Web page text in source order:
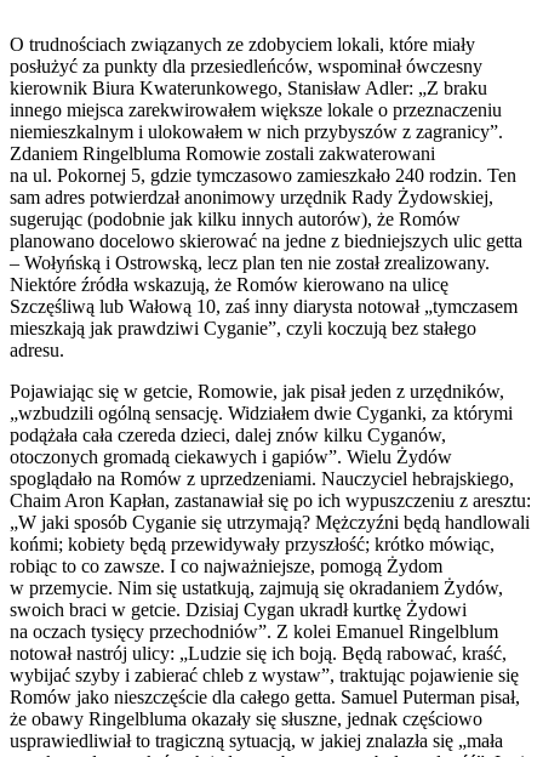
O trudnościach związanych ze zdobyciem lokali, które miały
posłużyć za punkty dla przesiedleńców, wspominał ówczesny
kierownik Biura Kwaterunkowego, Stanisław Adler: „Z braku
innego miejsca zarekwirowałem większe lokale o przeznaczeniu
niemieszkalnym i ulokowałem w nich przybyszów z zagranicy”.
Zdaniem Ringelbluma Romowie zostali zakwaterowani
na ul. Pokornej 5, gdzie tymczasowo zamieszkało 240 rodzin. Ten
sam adres potwierdzał anonimowy urzędnik Rady Żydowskiej,
sugerując (podobnie jak kilku innych autorów), że Romów
planowano docelowo skierować na jedne z biedniejszych ulic getta
– Wołyńską i Ostrowską, lecz plan ten nie został zrealizowany.
Niektóre źródła wskazują, że Romów kierowano na ulicę
Szczęśliwą lub Wałową 10, zaś inny diarysta notował „tymczasem
mieszkają jak prawdziwi Cyganie”, czyli koczują bez stałego
adresu.
Pojawiając się w getcie, Romowie, jak pisał jeden z urzędników,
„wzbudzili ogólną sensację. Widziałem dwie Cyganki, za którymi
podążała cała czereda dzieci, dalej znów kilku Cyganów,
otoczonych gromadą ciekawych i gapiów”. Wielu Żydów
spoglądało na Romów z uprzedzeniami. Nauczyciel hebrajskiego,
Chaim Aron Kapłan, zastanawiał się po ich wypuszczeniu z aresztu:
„W jaki sposób Cyganie się utrzymają? Mężczyźni będą handlowali
końmi; kobiety będą przewidywały przyszłość; krótko mówiąc,
robiąc to co zawsze. I co najważniejsze, pomogą Żydom
w przemycie. Nim się ustatkują, zajmują się okradaniem Żydów,
swoich braci w getcie. Dzisiaj Cygan ukradł kurtkę Żydowi
na oczach tysięcy przechodniów”. Z kolei Emanuel Ringelblum
notował nastrój ulicy: „Ludzie się ich boją. Będą rabować, kraść,
wybijać szyby i zabierać chleb z wystaw”, traktując pojawienie się
Romów jako nieszczęście dla całego getta. Samuel Puterman pisał,
że obawy Ringelbluma okazały się słuszne, jednak częściowo
usprawiedliwiał to tragiczną sytuacją, w jakiej znalazła się „mała